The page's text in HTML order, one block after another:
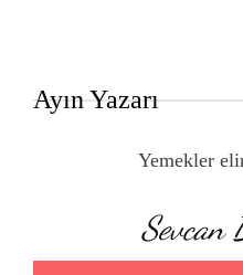
Ayın Yazarı
Yemekler
Sevcan